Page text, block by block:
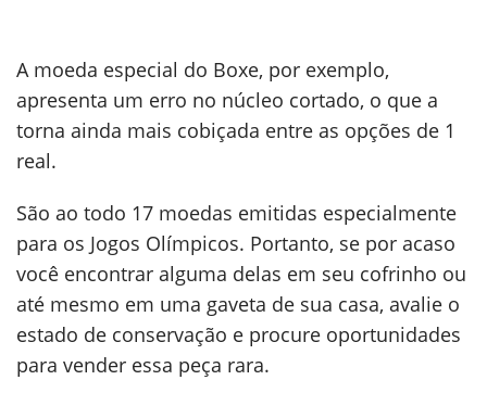
A moeda especial do Boxe, por exemplo,
apresenta um erro no núcleo cortado, o que a
torna ainda mais cobiçada entre as opções de 1
real.
São ao todo 17 moedas emitidas especialmente
para os Jogos Olímpicos. Portanto, se por acaso
você encontrar alguma delas em seu cofrinho ou
até mesmo em uma gaveta de sua casa, avalie o
estado de conservação e procure oportunidades
para vender essa peça rara.